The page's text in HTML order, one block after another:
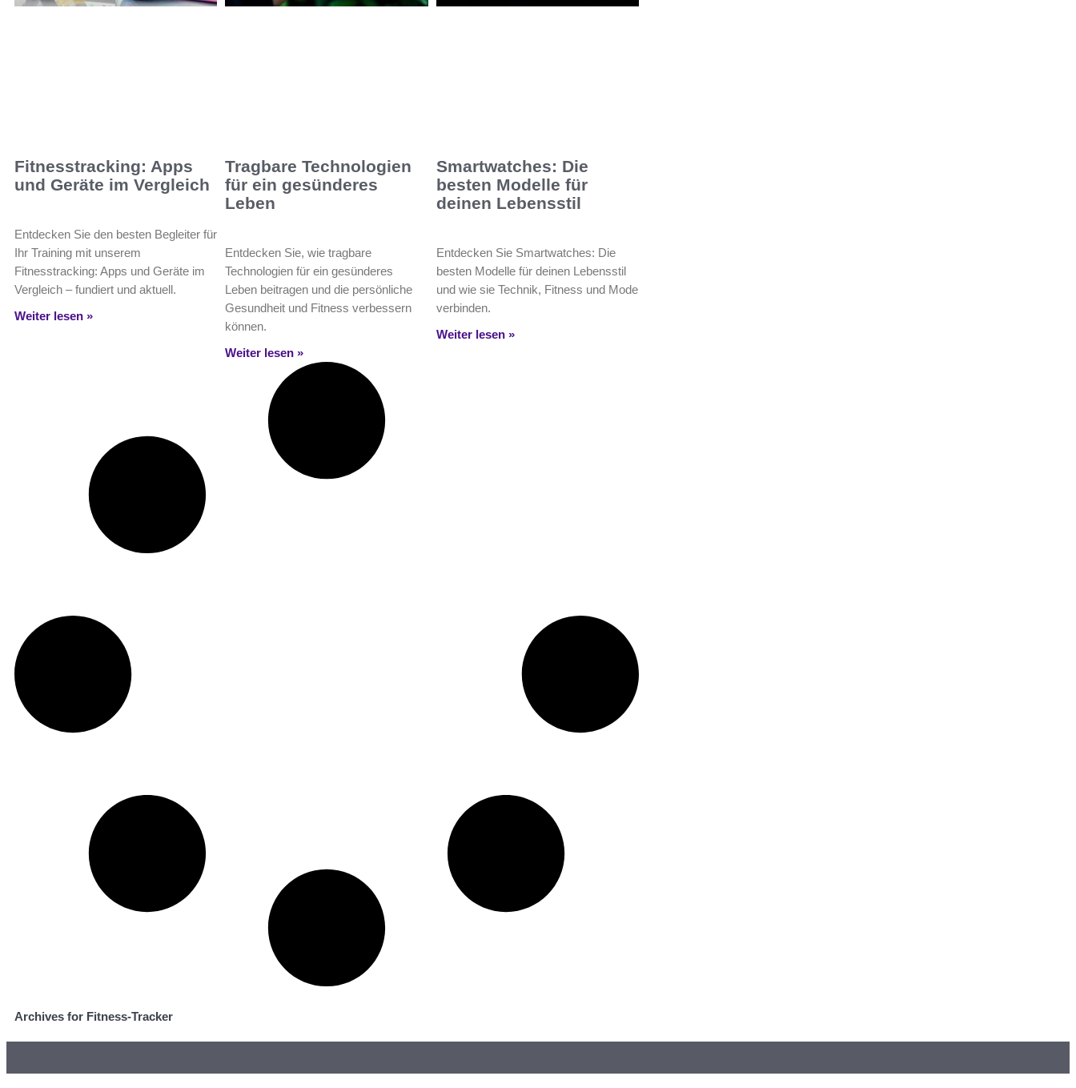
Fitnesstracking: Apps
und Geräte im Vergleich
Entdecken Sie den besten Begleiter für
Ihr Training mit unserem
Fitnesstracking: Apps und Geräte im
Vergleich – fundiert und aktuell.
Weiter lesen »
Tragbare Technologien
für ein gesünderes
Leben
Entdecken Sie, wie tragbare
Technologien für ein gesünderes
Leben beitragen und die persönliche
Gesundheit und Fitness verbessern
können.
Weiter lesen »
Smartwatches: Die
besten Modelle für
deinen Lebensstil
Entdecken Sie Smartwatches: Die
besten Modelle für deinen Lebensstil
und wie sie Technik, Fitness und Mode
verbinden.
Weiter lesen »
Archives for Fitness-Tracker